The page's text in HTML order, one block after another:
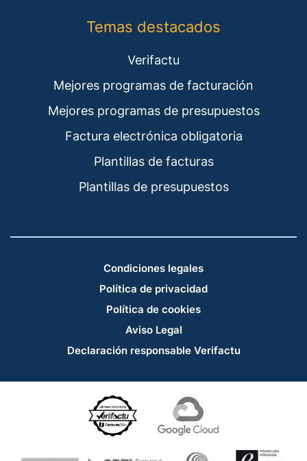
Temas destacados
Verifactu
Mejores programas de facturación
Mejores programas de presupuestos
Factura electrónica obligatoria
Plantillas de facturas
Plantillas de presupuestos
Condiciones legales
Política de privacidad
Política de cookies
Aviso Legal
Declaración responsable Verifactu